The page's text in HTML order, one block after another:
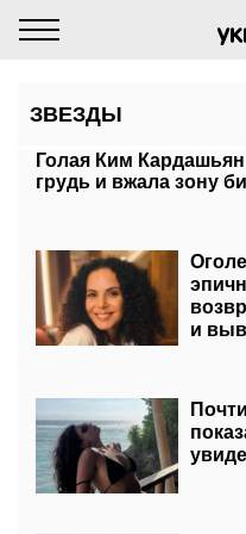
ЗВЕЗДЫ
Голая Ким
грудь и вжала зону
и